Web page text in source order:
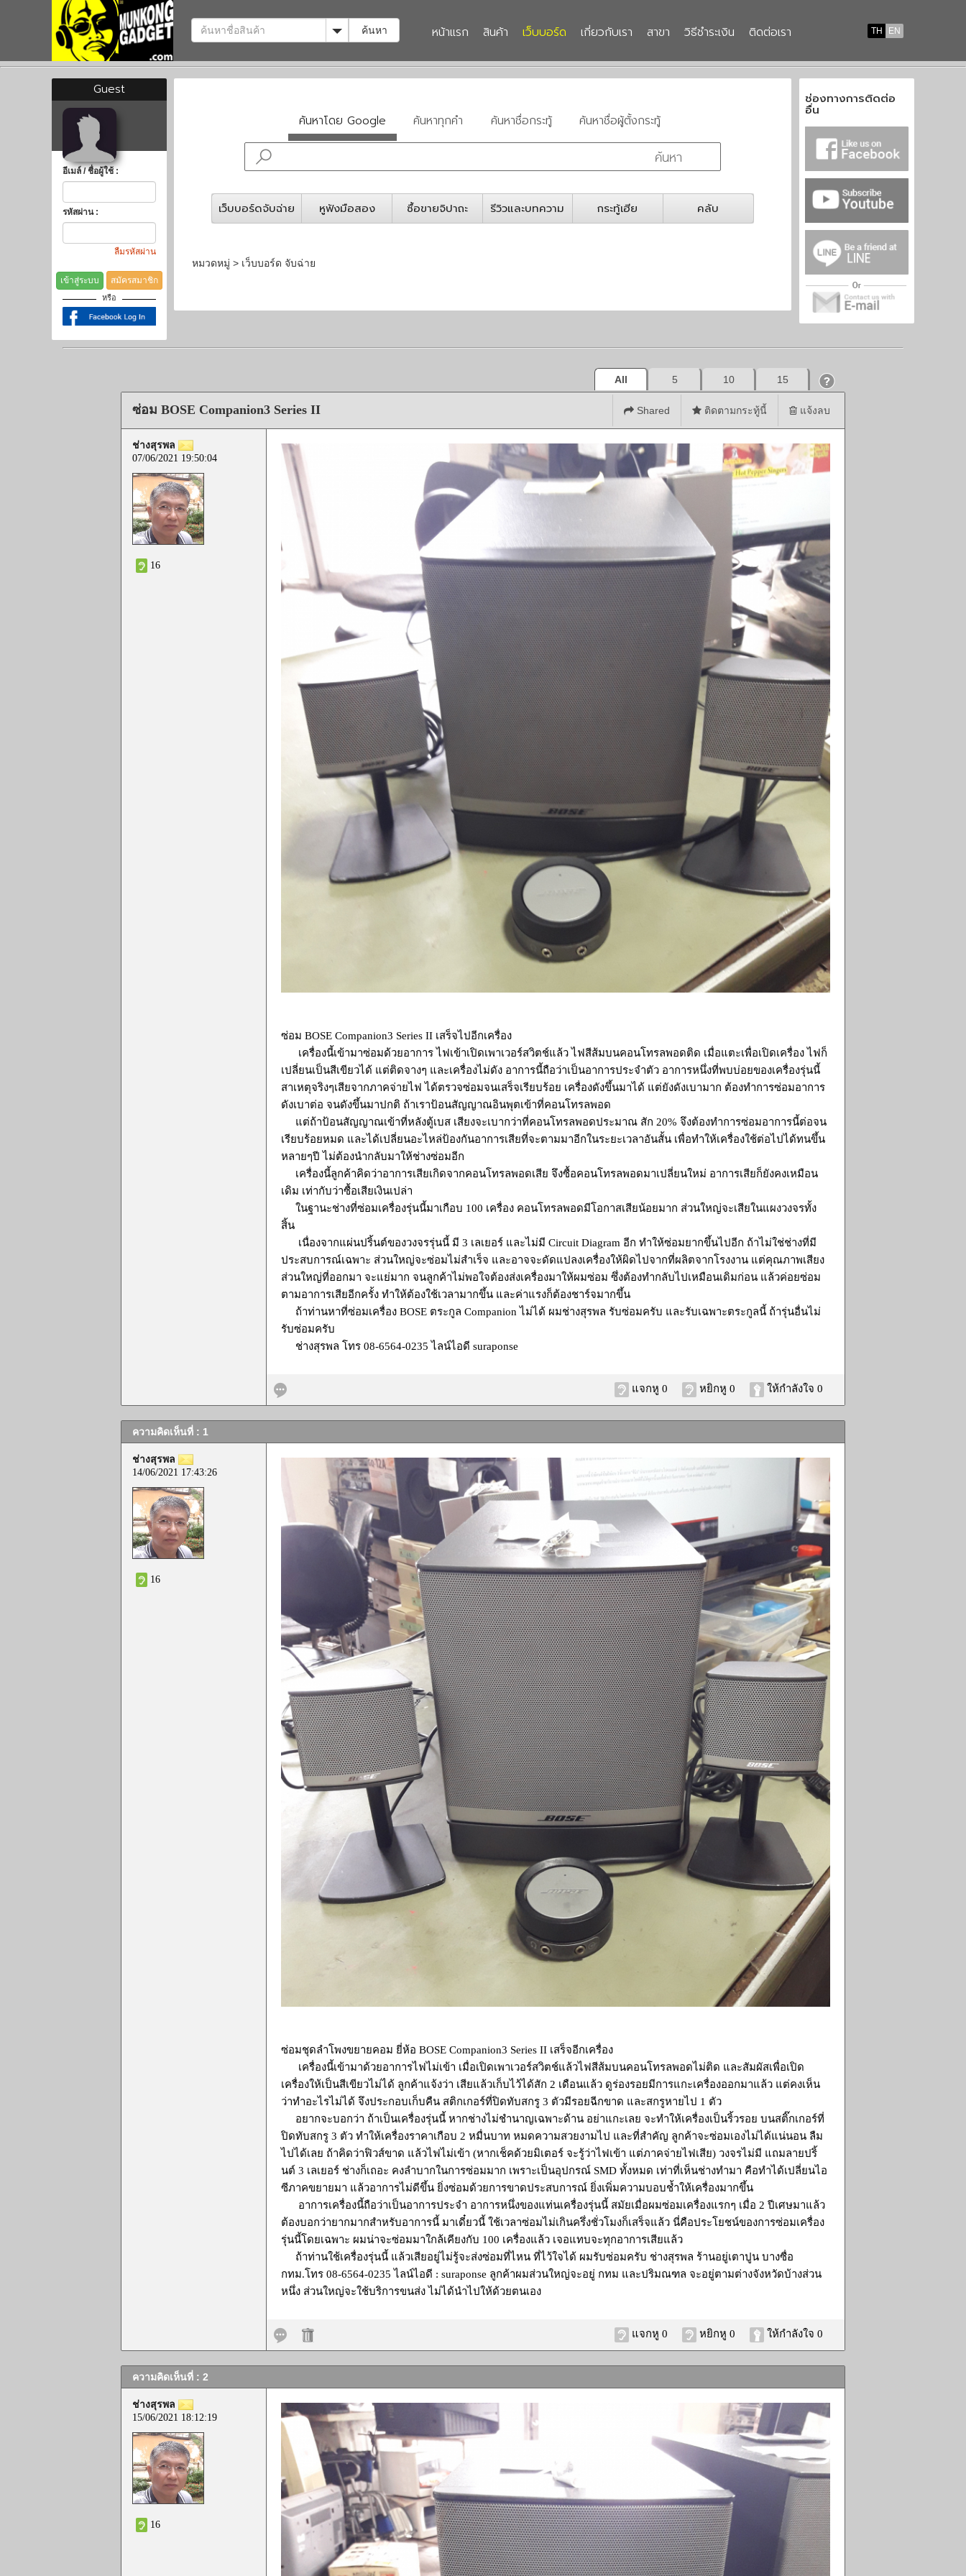
Toggle Dropdown
ค้นหา TH EN
หน้าแรก สินค้า เว็บบอร์ด เกี่ยวกับเรา สาขา วิธีชำระเงิน ติดต่อเรา
Guest
อีเมล์ / ชื่อผู้ใช้ :
รหัสผ่าน :
ลืมรหัสผ่าน
เข้าสู่ระบบ สมัครสมาชิก
หรือ
ค้นหาโดย Google ค้นหาทุกคำ ค้นหาชื่อกระทู้ ค้นหาชื่อผู้ตั้งกระทู้
เว็บบอร์ดจับฉ่าย หูฟังมือสอง ซื้อขายจิปาถะ รีวิวและบทความ กระทู้เฮีย คลับ
หมวดหมู่ > เว็บบอร์ด จับฉ่าย
ช่องทางการติดต่อ
อื่น
All 5 10 15
ซ่อม BOSE Companion3 Series II Shared ติดตามกระทู้นี้ แจ้งลบ
ช่างสุรพล
07/06/2021 19:50:04
16
ซ่อม BOSE Companion3 Series II เสร็จไปอีกเครื่อง
เครื่องนี้เข้ามาซ่อมด้วยอาการ ไฟเข้าเปิดเพาเวอร์สวิตช์แล้ว ไฟสีส้มบนคอนโทรลพอดติด เมื่อแตะเพื่อเปิดเครื่อง ไฟก็
เปลี่ยนเป็นสีเขียวได้ แต่ติดจางๆ และเครื่องไม่ดัง อาการนี้ถือว่าเป็นอาการประจำตัว อาการหนึ่งที่พบบ่อยของเครื่องรุ่นนี้
สาเหตุจริงๆเสียจากภาคจ่ายไฟ ได้ตรวจซ่อมจนเสร็จเรียบร้อย เครื่องดังขึ้นมาได้ แต่ยังดังเบามาก ต้องทำการซ่อมอาการ
ดังเบาต่อ จนดังขึ้นมาปกติ ถ้าเราป้อนสัญญาณอินพุตเข้าที่คอนโทรลพอด
แต่ถ้าป้อนสัญญาณเข้าที่หลังตู้เบส เสียงจะเบากว่าที่คอนโทรลพอดประมาณ สัก 20% จึงต้องทำการซ่อมอาการนี้ต่อจน
เรียบร้อยหมด และได้เปลี่ยนอะไหล่ป้องกันอาการเสียที่จะตามมาอีกในระยะเวลาอันสั้น เพื่อทำให้เครื่องใช้ต่อไปได้ทนขึ้น
หลายๆปี ไม่ต้องนำกลับมาให้ช่างซ่อมอีก
เครื่องนี้ลูกค้าคิดว่าอาการเสียเกิดจากคอนโทรลพอดเสีย จึงซื้อคอนโทรลพอดมาเปลี่ยนใหม่ อาการเสียก็ยังคงเหมือน
เดิม เท่ากับว่าซื้อเสียเงินเปล่า
ในฐานะช่างที่ซ่อมเครื่องรุ่นนี้มาเกือบ 100 เครื่อง คอนโทรลพอดมีโอกาสเสียน้อยมาก ส่วนใหญ่จะเสียในแผงวงจรทั้ง
สิ้น
เนื่องจากแผ่นปริ้นต์ของวงจรรุ่นนี้ มี 3 เลเยอร์ และไม่มี Circuit Diagram อีก ทำให้ซ่อมยากขึ้นไปอีก ถ้าไม่ใช่ช่างที่มี
ประสบการณ์เฉพาะ ส่วนใหญ่จะซ่อมไม่สำเร็จ และอาจจะดัดแปลงเครื่องให้ผิดไปจากที่ผลิตจากโรงงาน แต่คุณภาพเสียง
ส่วนใหญ่ที่ออกมา จะแย่มาก จนลูกค้าไม่พอใจต้องส่งเครื่องมาให้ผมซ่อม ซึ่งต้องทำกลับไปเหมือนเดิมก่อน แล้วค่อยซ่อม
ตามอาการเสียอีกครั้ง ทำให้ต้องใช้เวลามากขึ้น และค่าแรงก็ต้องชาร์จมากขึ้น
ถ้าท่านหาที่ซ่อมเครื่อง BOSE ตระกูล Companion ไม่ได้ ผมช่างสุรพล รับซ่อมครับ และรับเฉพาะตระกูลนี้ ถ้ารุ่นอื่นไม่
รับซ่อมครับ
ช่างสุรพล โทร 08-6564-0235 ไลน์ไอดี suraponse
ให้กำลังใจ 0
หยิกหู 0
แจกหู 0
ความคิดเห็นที่ : 1
ช่างสุรพล
14/06/2021 17:43:26
16
ซ่อมชุดลำโพงขยายคอม ยี่ห้อ BOSE Companion3 Series II เสร็จอีกเครื่อง
เครื่องนี้เข้ามาด้วยอาการไฟไม่เข้า เมื่อเปิดเพาเวอร์สวิตช์แล้วไฟสีส้มบนคอนโทรลพอดไม่ติด และสัมผัสเพื่อเปิด
เครื่องให้เป็นสีเขียวไม่ได้ ลูกค้าแจ้งว่า เสียแล้วเก็บไว้ได้สัก 2 เดือนแล้ว ดูร่องรอยมีการแกะเครื่องออกมาแล้ว แต่คงเห็น
ว่าทำอะไรไม่ได้ จึงประกอบเก็บคืน สติกเกอร์ที่ปิดทับสกรู 3 ตัวมีรอยฉีกขาด และสกรูหายไป 1 ตัว
อยากจะบอกว่า ถ้าเป็นเครื่องรุ่นนี้ หากช่างไม่ชำนาญเฉพาะด้าน อย่าแกะเลย จะทำให้เครื่องเป็นริ้วรอย บนสติ๊กเกอร์ที่
ปิดทับสกรู 3 ตัว ทำให้เครื่องราคาเกือบ 2 หมื่นบาท หมดความสวยงามไป และที่สำคัญ ลูกค้าจะซ่อมเองไม่ได้แน่นอน ลืม
ไปได้เลย ถ้าคิดว่าฟิวส์ขาด แล้วไฟไม่เข้า (หากเช็คด้วยมิเตอร์ จะรู้ว่าไฟเข้า แต่ภาคจ่ายไฟเสีย) วงจรไม่มี แถมลายปริ้
นต์ 3 เลเยอร์ ช่างก็เถอะ คงลำบากในการซ่อมมาก เพราะเป็นอุปกรณ์ SMD ทั้งหมด เท่าที่เห็นช่างทำมา คือทำได้เปลี่ยนไอ
ซีภาคขยายมา แล้วอาการไม่ดีขึ้น ยิ่งซ่อมด้วยการขาดประสบการณ์ ยิ่งเพิ่มความบอบช้ำให้เครื่องมากขึ้น
อาการเครื่องนี้ถือว่าเป็นอาการประจำ อาการหนึ่งของแท่นเครื่องรุ่นนี้ สมัยเมื่อผมซ่อมเครื่องแรกๆ เมื่อ 2 ปีเศษมาแล้ว
ต้องบอกว่ายากมากสำหรับอาการนี้ มาเดี๋ยวนี้ ใช้เวลาซ่อมไม่เกินครึ่งชั่วโมงก็เสร็จแล้ว นี่คือประโยชน์ของการซ่อมเครื่อง
รุ่นนี้โดยเฉพาะ ผมน่าจะซ่อมมาใกล้เคียงกับ 100 เครื่องแล้ว เจอแทบจะทุกอาการเสียแล้ว
ถ้าท่านใช้เครื่องรุ่นนี้ แล้วเสียอยู่ไม่รู้จะส่งซ่อมที่ไหน ที่ไว้ใจได้ ผมรับซ่อมครับ ช่างสุรพล ร้านอยู่เตาปูน บางซื่อ
กทม.โทร 08-6564-0235 ไลน์ไอดี : suraponse ลูกค้าผมส่วนใหญ่จะอยู่ กทม และปริมณฑล จะอยู่ตามต่างจังหวัดบ้างส่วน
หนึ่ง ส่วนใหญ่จะใช้บริการขนส่ง ไม่ได้นำไปให้ด้วยตนเอง
ให้กำลังใจ 0
หยิกหู 0
แจกหู 0
ความคิดเห็นที่ : 2
ช่างสุรพล
15/06/2021 18:12:19
16